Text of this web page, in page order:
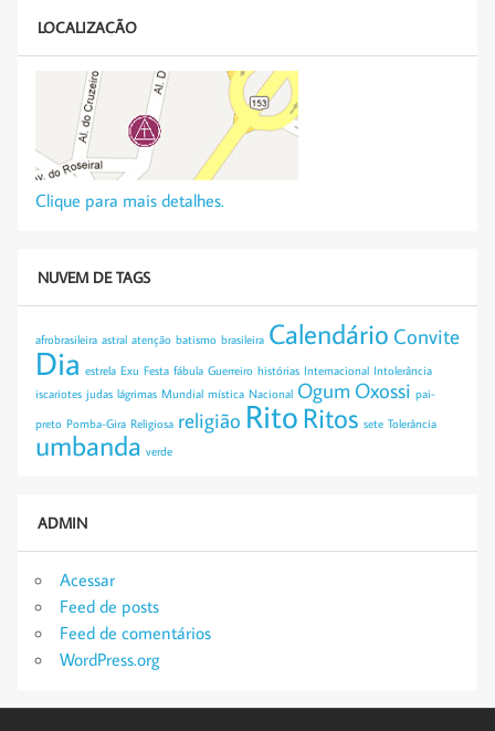
LOCALIZAÇÃO
Clique para mais detalhes.
NUVEM DE TAGS
afrobrasileira astral atenção batismo brasileira Calendário Convite
Dia estrela Exu Festa fábula Guerreiro histórias Internacional Intolerância
iscariotes judas lágrimas Mundial mística Nacional Ogum Oxossi pai-
preto Pomba-Gira Religiosa religião RitoRitos sete Tolerância
umbanda verde
ADMIN
Acessar
Feed de posts
Feed de comentários
WordPress.org